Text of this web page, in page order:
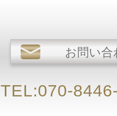
お問い合
TEL:070-